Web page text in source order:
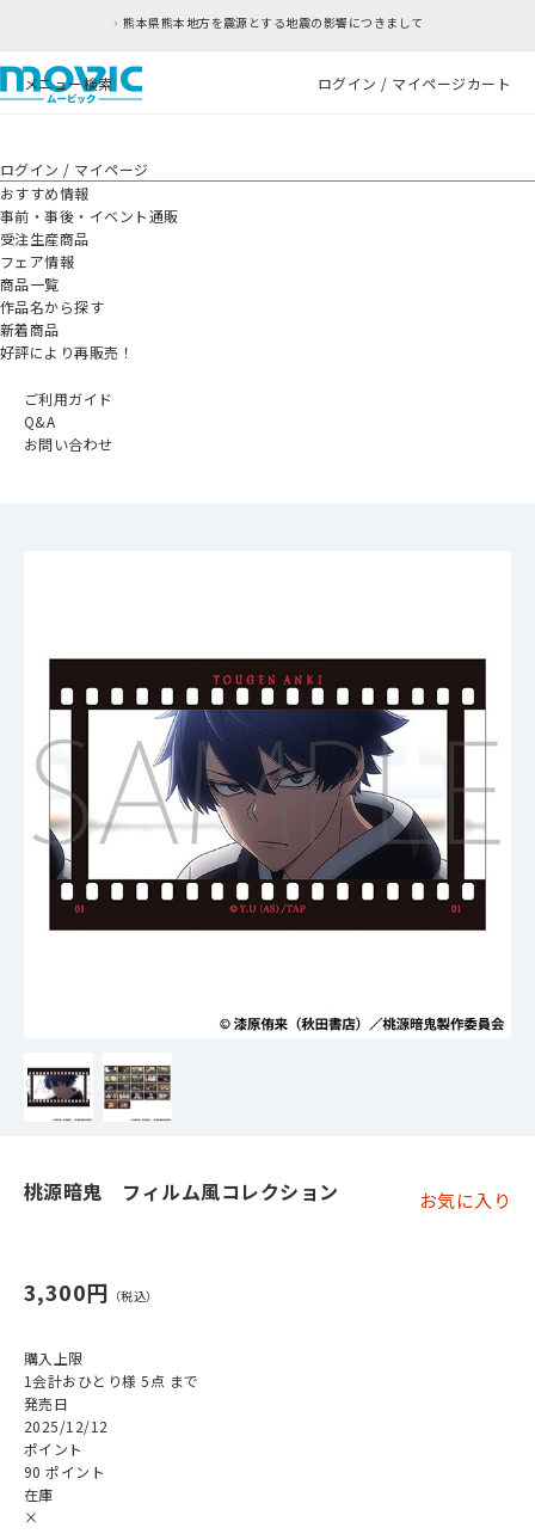
熊本県熊本地方を震源とする地震の影響につきまして
メニュー検索 ログイン / マイページカート
ログイン / マイページ
おすすめ情報
事前・事後・イベント通販
受注生産商品
フェア情報
商品一覧
作品名から探す
新着商品
好評により再販売！
ご利用ガイド
Q&A
お問い合わせ
桃源暗鬼 フィルム風コレクション お気に入り
3,300円
購入上限
1会計おひとり様 5点 まで
発売日
2025/12/12
ポイント
90 ポイント
在庫
×